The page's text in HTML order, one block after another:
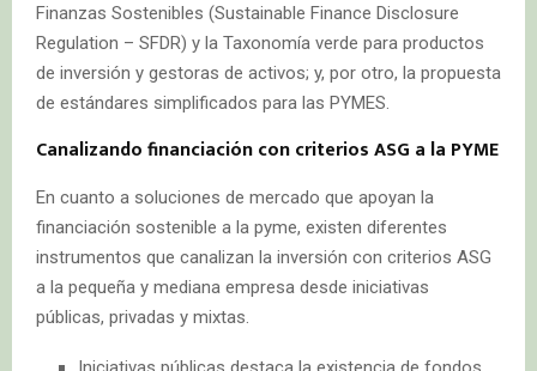
Finanzas Sostenibles (Sustainable Finance Disclosure
Regulation – SFDR) y la Taxonomía verde para productos
de inversión y gestoras de activos; y, por otro, la propuesta
de estándares simplificados para las PYMES.
Canalizando financiación con criterios ASG a la PYME
En cuanto a soluciones de mercado que apoyan la
financiación sostenible a la pyme, existen diferentes
instrumentos que canalizan la inversión con criterios ASG
a la pequeña y mediana empresa desde iniciativas
públicas, privadas y mixtas.